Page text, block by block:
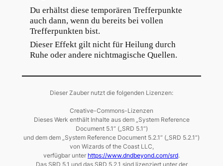
Du erhältst diese temporären Trefferpunkte
auch dann, wenn du bereits bei vollen
Trefferpunkten bist.
Dieser Effekt gilt nicht für Heilung durch
Ruhe oder andere nichtmagische Quellen.
Dieser Zauber nutzt die folgenden Lizenzen:
Creative-Commons-Lizenzen
Dieses Werk enthält Inhalte aus dem „System Reference
Document 5.1“ („SRD 5.1“)
und dem dem „System Reference Document 5.2.1“ („SRD 5.2.1“)
von Wizards of the Coast LLC,
verfügbar unter https://www.dndbeyond.com/srd.
Das SRD 5.1 und das SRD 5.2.1 sind lizenziert unter der